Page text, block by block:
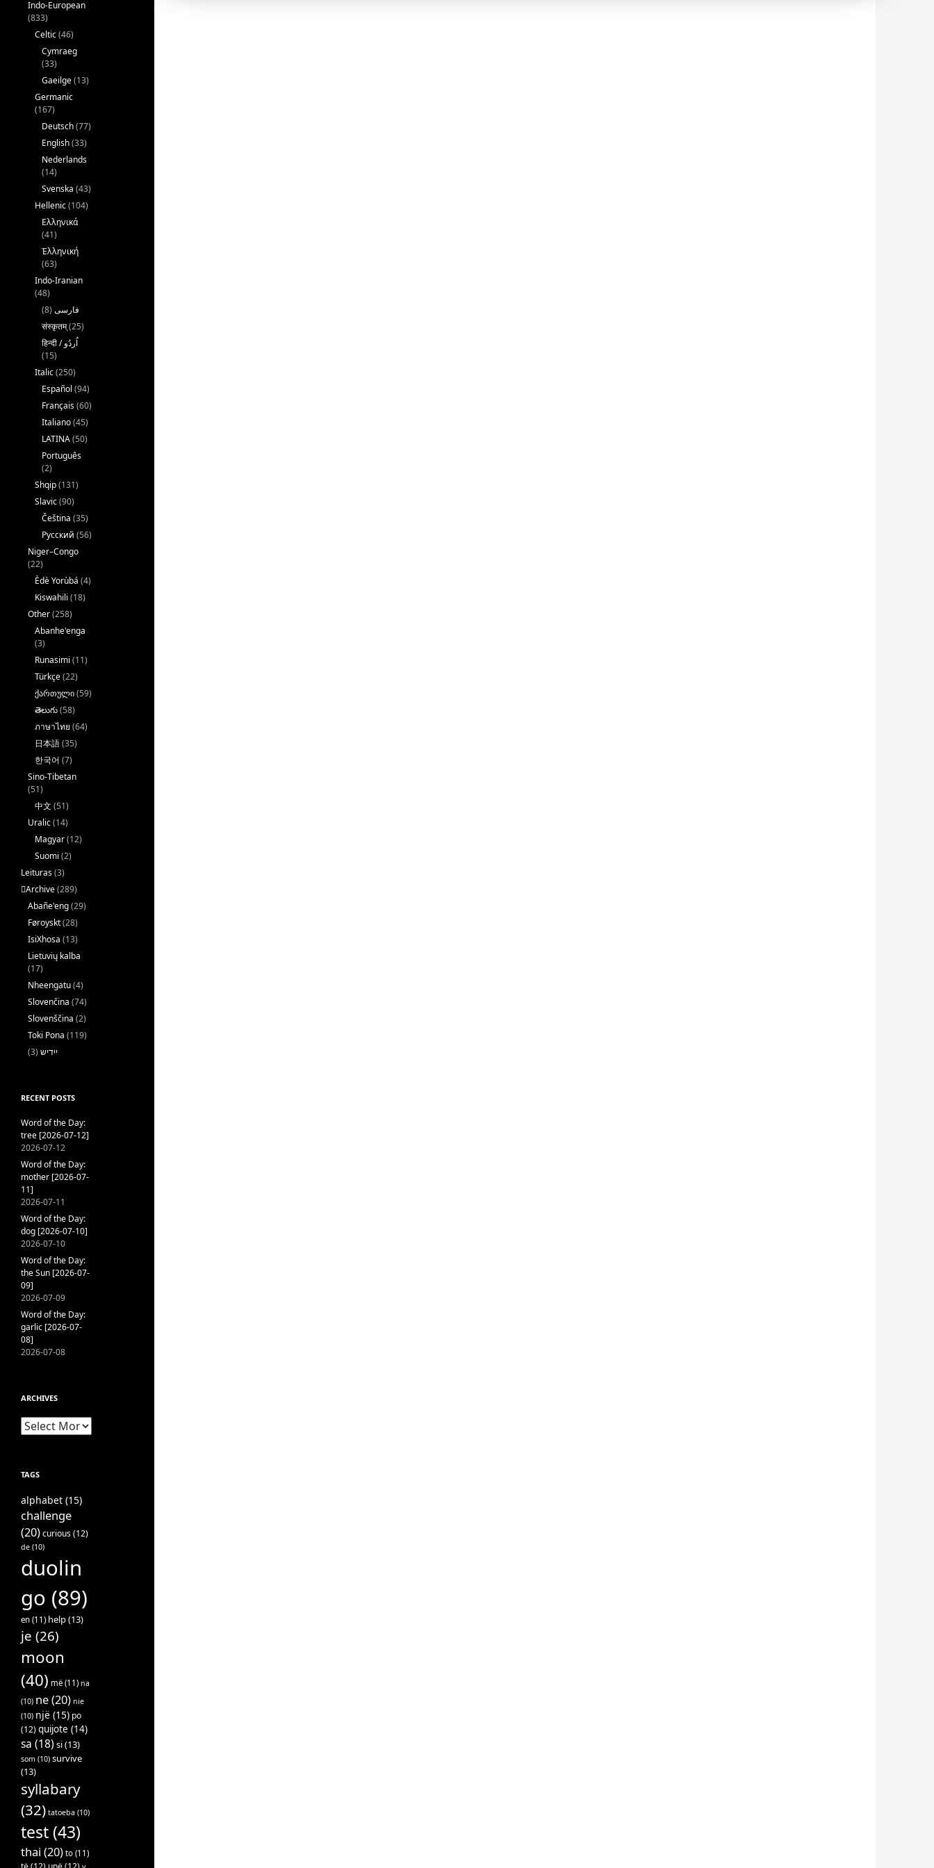
Indo-European
(833)
Celtic(46)
Cymraeg
(33)
Gaeilge(13)
Germanic
(167)
Deutsch(77)
English(33)
Nederlands
(14)
Svenska (43)
Hellenic(104)
Ελληνικά
(41)
Ἑλληνική
(63)
Indo-Iranian
(48)
فارسی (8)
संस्कृतम्(25)
(15)
Italic(250)
Español (94)
Français(60)
Italiano(45)
LATINA(50)
Português
(2)
Shqip(131)
Slavic(90)
Čeština (35)
Русский (56)
Niger–Congo
(22)
Èdè Yorùbá (4)
Kiswahili (18)
Other(258)
Abanhe'enga
(3)
Runasimi (11)
Türkçe(22)
ქართული(59)
తెలుగు(58)
ภาษาไทย (64)
日本語(35)
한국어 (7)
Sino-Tibetan
(51)
中文 (51)
Uralic(14)
Magyar(12)
Suomi (2)
Leituras(3)
􏿽Archive(289)
Abañe'eng(29)
Føroyskt(28)
IsiXhosa (13)
Lietuvių kalba
(17)
Nheengatu(4)
Slovenčina (74)
Slovenščina (2)
Toki Pona (119)
ייִדיש (3)
RECENT POSTS
Word of the Day:
tree [2026-07-12]
2026-07-12
Word of the Day:
mother [2026-07-
11]
2026-07-11
Word of the Day:
dog [2026-07-10]
2026-07-10
Word of the Day:
the Sun [2026-07-
09]
2026-07-09
Word of the Day:
garlic [2026-07-
08]
2026-07-08
ARCHIVES
Archives
TAGS
alphabet (15)
challenge
(20)curious(12)
de (10)
duolin
go (89)
en (11) help(13)
je (26)
moon
(40) më (11) na
(10) ne(20) nie
(10) një (15) po
(12)quijote (14)
sa (18) si(13)
som (10) survive
(13)
syllabary
(32) tatoeba (10)
test (43)
thai (20) to (11)